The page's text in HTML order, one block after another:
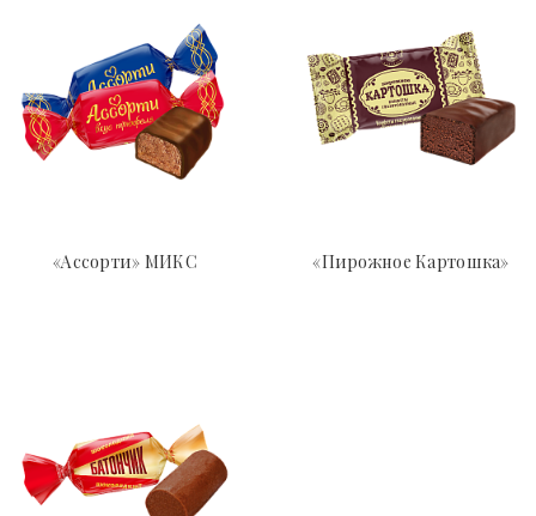
«Ассорти» МИКС «Пирожное Картошка»